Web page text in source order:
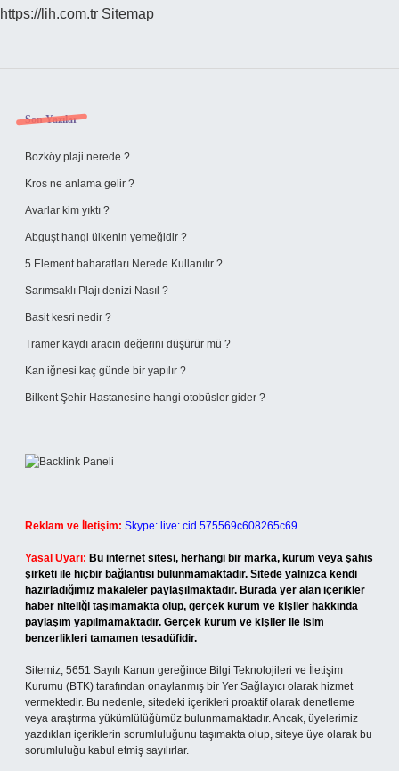
https://lih.com.tr Sitemap
Sidebar
Son Yazılar
Bozköy plaji nerede ?
Kros ne anlama gelir ?
Avarlar kim yıktı ?
Abguşt hangi ülkenin yemeğidir ?
5 Element baharatları Nerede Kullanılır ?
Sarımsaklı Plajı denizi Nasıl ?
Basit kesri nedir ?
Tramer kaydı aracın değerini düşürür mü ?
Kan iğnesi kaç günde bir yapılır ?
Bilkent Şehir Hastanesine hangi otobüsler gider ?
Reklam ve İletişim: Skype: live:.cid.575569c608265c69
Yasal Uyarı: Bu internet sitesi, herhangi bir marka, kurum veya şahıs
şirketi ile hiçbir bağlantısı bulunmamaktadır. Sitede yalnızca kendi
hazırladığımız makaleler paylaşılmaktadır. Burada yer alan içerikler
haber niteliği taşımamakta olup, gerçek kurum ve kişiler hakkında
paylaşım yapılmamaktadır. Gerçek kurum ve kişiler ile isim
benzerlikleri tamamen tesadüfidir.
Sitemiz, 5651 Sayılı Kanun gereğince Bilgi Teknolojileri ve İletişim
Kurumu (BTK) tarafından onaylanmış bir Yer Sağlayıcı olarak hizmet
vermektedir. Bu nedenle, sitedeki içerikleri proaktif olarak denetleme
veya araştırma yükümlülüğümüz bulunmamaktadır. Ancak, üyelerimiz
yazdıkları içeriklerin sorumluluğunu taşımakta olup, siteye üye olarak bu
sorumluluğu kabul etmiş sayılırlar.